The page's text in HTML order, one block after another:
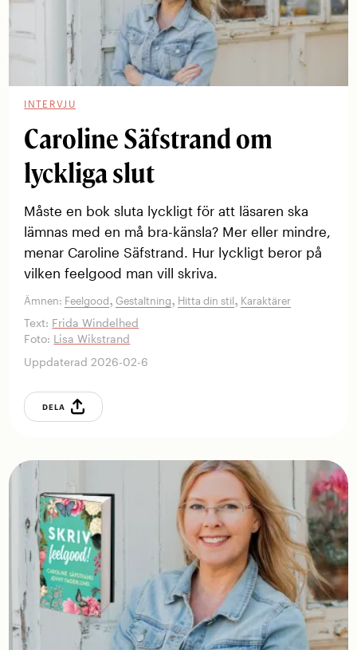
INTERVJU
Caroline Säfstrand om
lyckliga slut
Måste en bok sluta lyckligt för att läsaren ska
lämnas med en må bra-känsla? Mer eller mindre,
menar Caroline Säfstrand. Hur lyckligt ­beror på
vilken feelgood man vill skriva.
Ämnen: Feelgood,Gestaltning, Hitta din stil, Karaktärer
Text: Frida Windelhed
Foto: Lisa Wikstrand
Uppdaterad 2026-02-6
DELA